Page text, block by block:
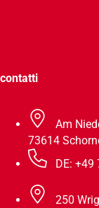
contatti
Am
73614
DE: +49
250